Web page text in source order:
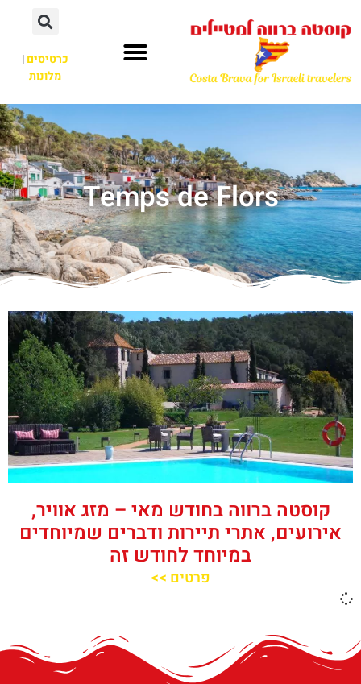
כרטיסים|
מלונות
Temps de Flors
קוסטה ברווה בחודש מאי – מזג אוויר,
אירועים, אתרי תיירות ודברים שמיוחדים
במיוחד לחודש זה
פרטים >>